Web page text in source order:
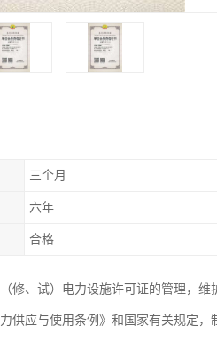
三个月
六年
合格
修、试）电力设施许可证的管理，
供应与使用条例》和国家有关规定